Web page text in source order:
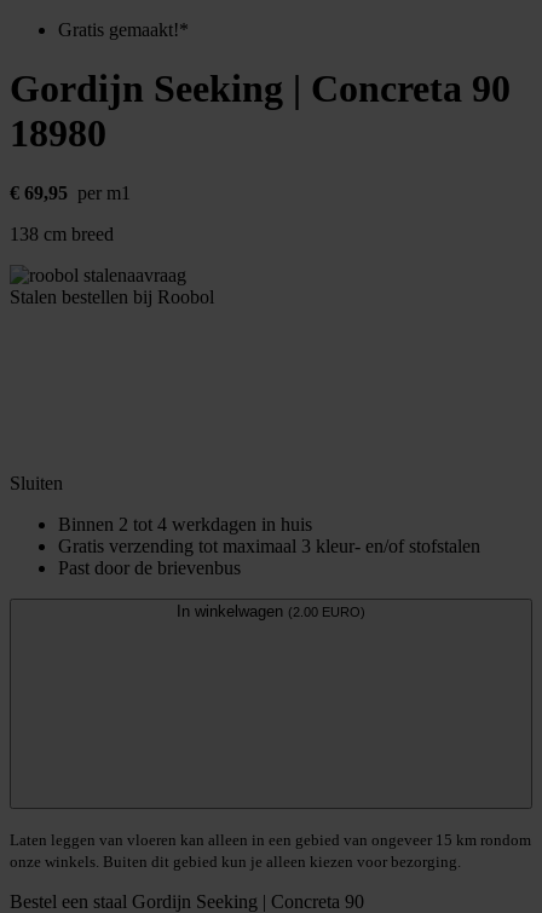
Gratis gemaakt!*
Gordijn Seeking | Concreta 90
18980
€ 69,95 per m1
138 cm breed
Stalen bestellen bij Roobol
Sluiten
Binnen 2 tot 4 werkdagen in huis
Gratis verzending tot maximaal 3 kleur- en/of stofstalen
Past door de brievenbus
In winkelwagen (2.00 EURO)
Laten leggen van vloeren kan alleen in een gebied van ongeveer 15 km rondom
onze winkels. Buiten dit gebied kun je alleen kiezen voor bezorging.
Bestel een staal Gordijn Seeking | Concreta 90